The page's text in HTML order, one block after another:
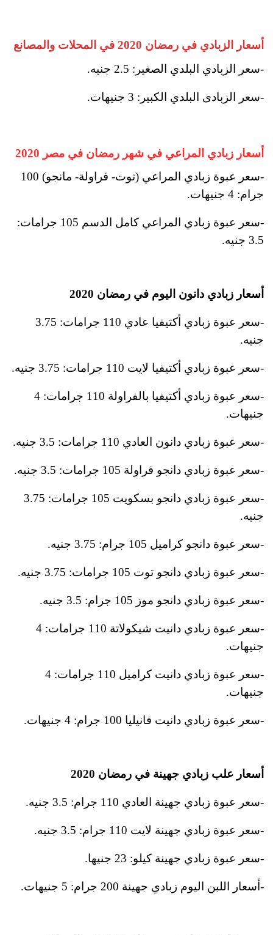
أسعار الزبادي في رمضان 2020 في المحلات والمصانع
-سعر الزبادي البلدي الصغير: 2.5 جنيه.
-سعر الزبادى البلدي الكبير: 3 جنيهات.
أسعار زبادي المراعي في شهر رمضان في مصر 2020
-سعر عبوة زبادي المراعي (توت- فراولة- مانجو) 100
جرام: 4 جنيهات.
-سعر عبوة زبادي المراعي كامل الدسم 105 جرامات:
3.5 جنيه.
أسعار زبادي دانون اليوم في رمضان 2020
-سعر عبوة زبادي أكتيفيا عادي 110 جرامات: 3.75
جنيه.
-سعر عبوة زبادي أكتيفيا لايت 110 جرامات: 3.75 جنيه.
-سعر عبوة زبادي أكتيفيا بالفراولة 110 جرامات: 4
جنيهات.
-سعر عبوة زبادي دانون العادي 110 جرامات: 3.5 جنيه.
-سعر عبوة زبادي دانجو فراولة 105 جرامات: 3.5 جنيه.
-سعر عبوة زبادي دانجو بسكويت 105 جرامات: 3.75
جنيه.
-سعر عبوة دانجو كراميل 105 جرام: 3.75 جنيه.
-سعر عبوة زبادي دانجو توت 105 جرامات: 3.75 جنيه.
-سعر عبوة زبادي دانجو موز 105 جرام: 3.5 جنيه.
-سعر عبوة زبادي دانيت شيكولاتة 110 جرامات: 4
جنيهات.
-سعر عبوة زبادي دانيت كراميل 110 جرامات: 4
جنيهات.
-سعر عبوة زبادي دانيت فانيليا 100 جرام: 4 جنيهات.
أسعار علب زبادي جهينة في رمضان 2020
-سعر عبوة زبادي جهينة العادي 110 جرام: 3.5 جنيه.
-سعر عبوة زبادي جهينة لايت 110 جرام: 3.5 جنيه.
-سعر عبوة زبادي جهينة كيلو: 23 جنيها.
-أسعار اللبن اليوم زبادي جهينة 200 جرام: 5 جنيهات.